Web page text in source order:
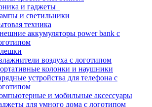
и гаджеты
и светильники
техника
аккумуляторы power bank с
воздуха с логотипом
колонки и наушники
устройства для телефона с
и мобильные аксессуары
для умного дома с логотипом